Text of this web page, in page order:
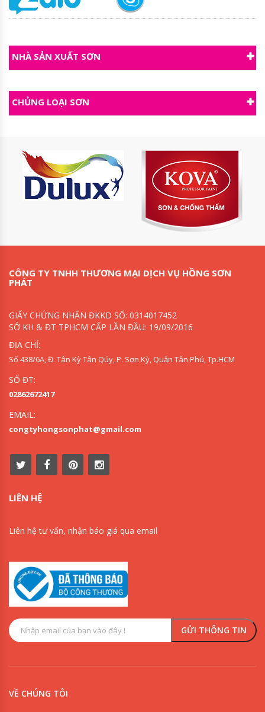
NHÀ SẢN XUẤT SƠN
CHỦNG LOẠI SƠN
CÔNG TY TNHH THƯƠNG MẠI DỊCH VỤ HỒNG SƠN
PHÁT
GIẤY CHỨNG NHẬN ĐKKD SỐ: 0314017452
SỞ KH & ĐT TPHCM CẤP LẦN ĐẦU: 19/09/2016
ĐỊA CHỈ:
Số 438/6A, Đ. Tân Kỳ Tân Qúy, P. Sơn Kỳ, Quận Tân Phú, Tp.HCM
SỐ ĐT:
02862672417
EMAIL:
congtyhongsonphat@gmail.com
LIÊN HỆ
Liên hệ tư vấn, nhận báo giá qua email
VỀ CHÚNG TÔI